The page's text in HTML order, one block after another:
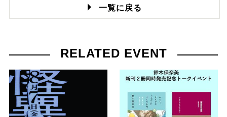
一覧に戻る
RELATED EVENT